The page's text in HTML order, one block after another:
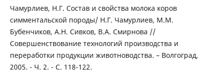
Чамурлиев, Н.Г. Состав и свойства молока коров
симментальской породы/ Н.Г. Чамурлиев, М.М.
Бубенчиков, А.Н. Сивков, В.А. Смирнова //
Совершенствование технологий производства и
переработки продукции животноводства. – Волгоград,
2005. - Ч. 2. - С. 118-122.